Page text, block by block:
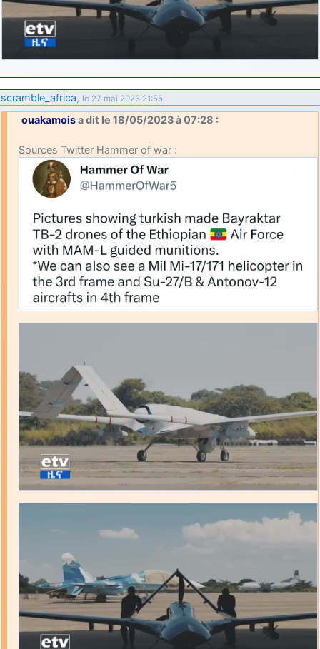
scramble_africa, le 27 mai 2023 21:55
ouakamoisa dit le 18/05/2023 à 07:28 :
Sources Twitter Hammer of war :